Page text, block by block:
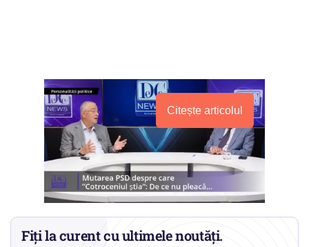
Citește articolul
Fiți la curent cu ultimele noutăți.